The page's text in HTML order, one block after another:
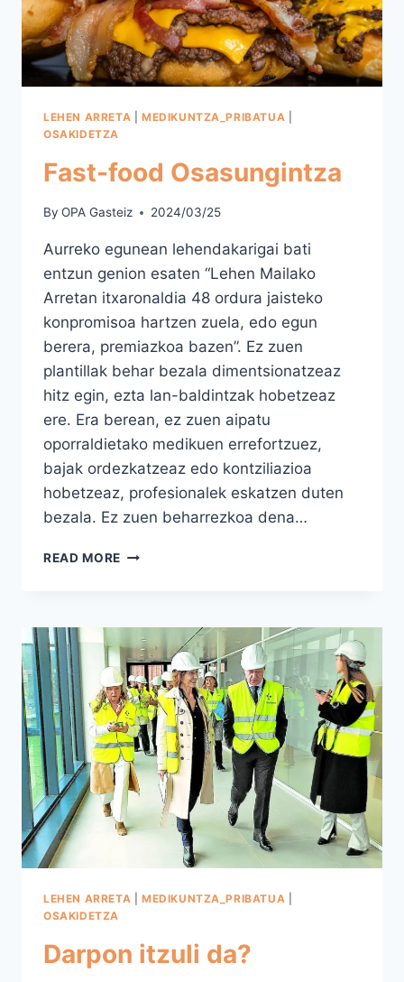
LEHEN ARRETA MEDIKUNTZA_PRIBATUA
OSAKIDETZA
Fast-food Osasungintza
By OPA Gasteiz 2024/03/25
Aurreko egunean lehendakarigai bati
entzun genion esaten “Lehen Mailako
Arretan itxaronaldia 48 ordura jaisteko
konpromisoa hartzen zuela, edo egun
berera, premiazkoa bazen”. Ez zuen
plantillak behar bezala dimentsionatzeaz
hitz egin, ezta lan-baldintzak hobetzeaz
ere. Era berean, ez zuen aipatu
oporraldietako medikuen errefortzuez,
bajak ordezkatzeaz edo kontziliazioa
hobetzeaz, profesionalek eskatzen duten
bezala. Ez zuen beharrezkoa dena…
READ MORE FAST-
LEHEN ARRETA MEDIKUNTZA_PRIBATUA
OSAKIDETZA
Darpon itzuli da?